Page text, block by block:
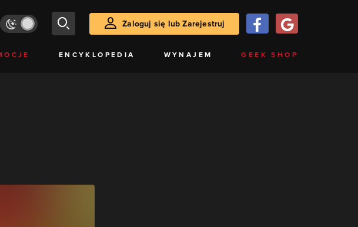
Zaloguj się lub Zarejestruj
ENCYKLOPEDIA WYNAJEM GEEK SHOP